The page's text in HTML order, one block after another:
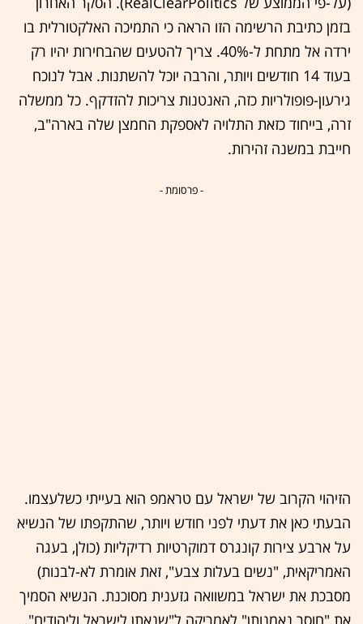
בזמן כתיבת הרשימה הזו הראה כי התמיכה האלקטורלית בו
ירדה אל מתחת ל-40%. צריך להטעים שהבחירות יהיו רק
בעוד 14 חודשים ויותר, והרבה יוכל להשתנות. אבל לנוכח
גירעון-פופולריות כזה, האנטנות צריכות להזדקף. כל ממשלה
זרה, בייחוד כזאת התלויה לאספקת החמצן שלה בארה"ב,
חייבת במשנה זהירות.
- פרסומת -
הזיהוי הקרוב של ישראל עם טראמפ הוא בעייתי כשלעצמו.
הבעתי כאן את דעתי לפני חודש ויותר, שהתקפתו של הנשיא
על ארבע צירות קונגרס דמוקרטיות רדיקליות (כולן, בעגה
האמריקאית, "נשים בעלות צבע", זאת אומרת לא-לבנות)
מסבכת את ישראל במשוואה גזענית מסוכנת. הנשיא הסמיך
את "חוסר נאמנותן" לאמריקה ל"שנאתן לישראל וליהודים".